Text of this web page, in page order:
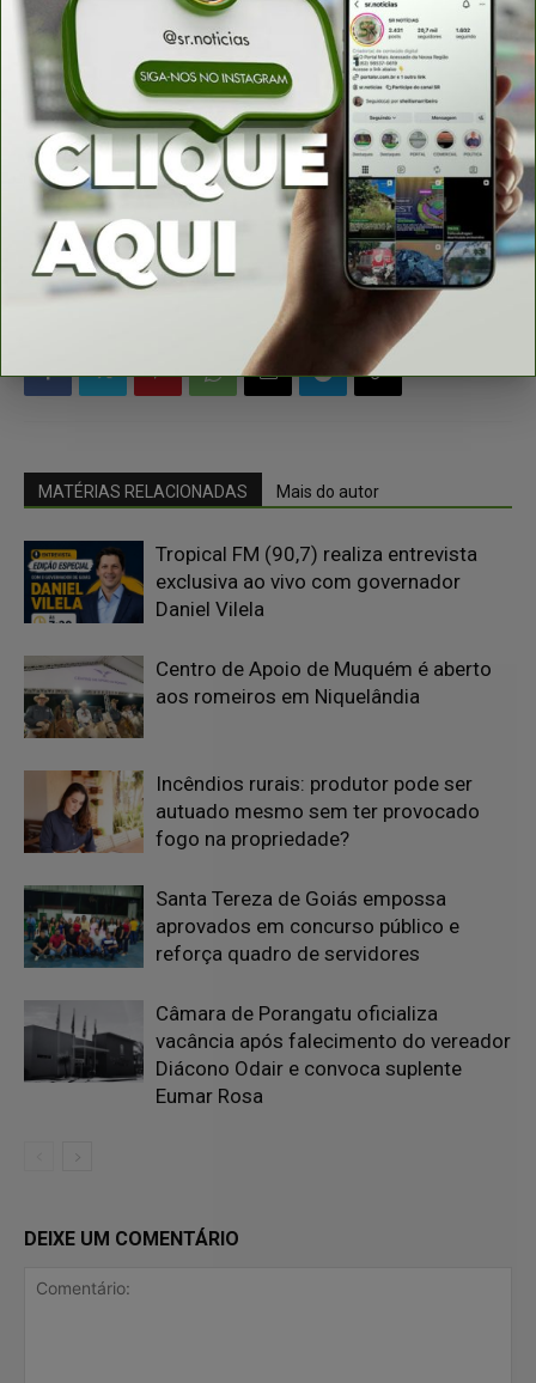
geração de empregos e crescimento sustentável.
Sua atuação firme e comprometida consolida o papel
do parlamentar como uma das principais vozes em
prol do desenvolvimento e da modernização das
rodovias goianas.
Agência Assembleia de Notícias
MATÉRIAS RELACIONADAS Mais do autor
Tropical FM (90,7) realiza entrevista
exclusiva ao vivo com governador
Daniel Vilela
Centro de Apoio de Muquém é aberto
aos romeiros em Niquelândia
Incêndios rurais: produtor pode ser
autuado mesmo sem ter provocado
fogo na propriedade?
Santa Tereza de Goiás empossa
aprovados em concurso público e
reforça quadro de servidores
Câmara de Porangatu oficializa
vacância após falecimento do vereador
Diácono Odair e convoca suplente
Eumar Rosa
DEIXE UM COMENTÁRIO